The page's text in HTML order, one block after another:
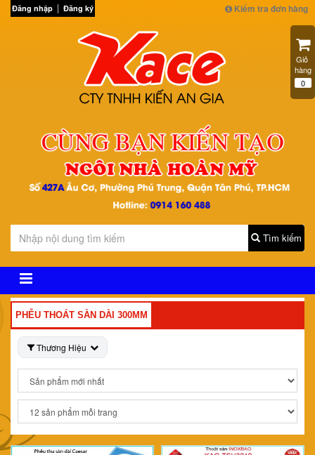
Đăng nhập Đăng ký Kiểm tra đơn hàng
Tìm kiếm
PHỄU THOÁT SÀN DÀI 300MM
Thương Hiệu
Giỏ
hàng
0